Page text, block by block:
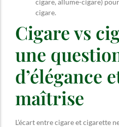
cigare.
Cigare vs
une
d’élégance
maîtrise
L’écart entre cigare et cigarette